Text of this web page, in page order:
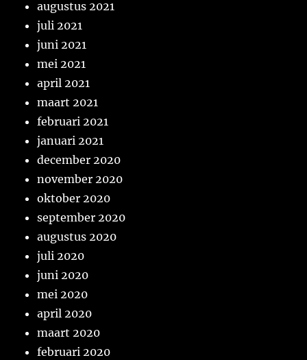
augustus 2021
juli 2021
juni 2021
mei 2021
april 2021
maart 2021
februari 2021
januari 2021
december 2020
november 2020
oktober 2020
september 2020
augustus 2020
juli 2020
juni 2020
mei 2020
april 2020
maart 2020
februari 2020